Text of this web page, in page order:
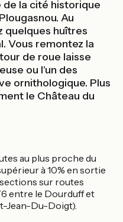
de la cité historique
Au
quelques huîtres
Vous remontez la
de roue laisse
ou l'un des
ornithologique. Plus
le Château du
au plus proche du
à 10% en sortie
sections sur routes
entre le Dourduff et
Jean-Du-Doigt).